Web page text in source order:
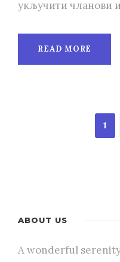
укључити чланови
READ MORE
1
ABOUT US
A wonderful